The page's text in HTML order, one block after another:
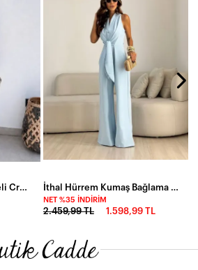
İthal Dubai Kumaş Drapeli Crop Etek Takım Siyah İthal Hürrem Kumaş Bağlama Detay Tulum Mavi
NET %35 İNDIRIM
2.459,99 TL 1.598,99 TL